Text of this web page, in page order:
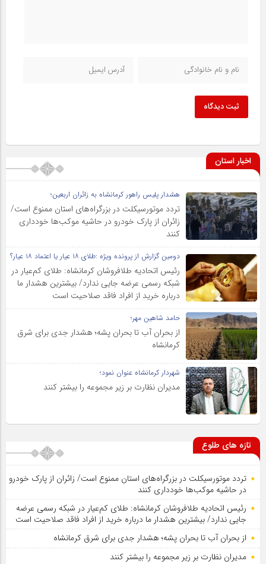
ثبت دیدگاه
اخبار استان
هشدار پلیس راهور کرمانشاه به زائران اربعین؛
تردد موتورسیکلت در بزرگراه‌های استان ممنوع است/
زائران از پارک خودرو در حاشیه موکب‌ها خودداری
کنند
دومین گزارش از پرونده ویژه :طلای ۱۸ عیار یا اعتماد ۱۸ عیار؟
رئیس اتحادیه طلافروشان کرمانشاه: طلای کم‌عیار در
شبکه رسمی عرضه جایی ندارد/ بیشترین هشدار ما
درباره خرید از افراد فاقد صلاحیت است
حامد شاهین مهر؛
از بحران آب تا بحران پشه؛ هشدار جدی برای شرق
کرمانشاه
شهردار کرمانشاه عنوان نمود؛
مدیران نظارت بر زیر مجموعه را بیشتر کنند
تازه های طلوع
تردد موتورسیکلت در بزرگراه‌های استان ممنوع است/ زائران از پارک خودرو
در حاشیه موکب‌ها خودداری کنند
رئیس اتحادیه طلافروشان کرمانشاه: طلای کم‌عیار در شبکه رسمی عرضه
جایی ندارد/ بیشترین هشدار ما درباره خرید از افراد فاقد صلاحیت است
از بحران آب تا بحران پشه؛ هشدار جدی برای شرق کرمانشاه
مدیران نظارت بر زیر مجموعه را بیشتر کنند